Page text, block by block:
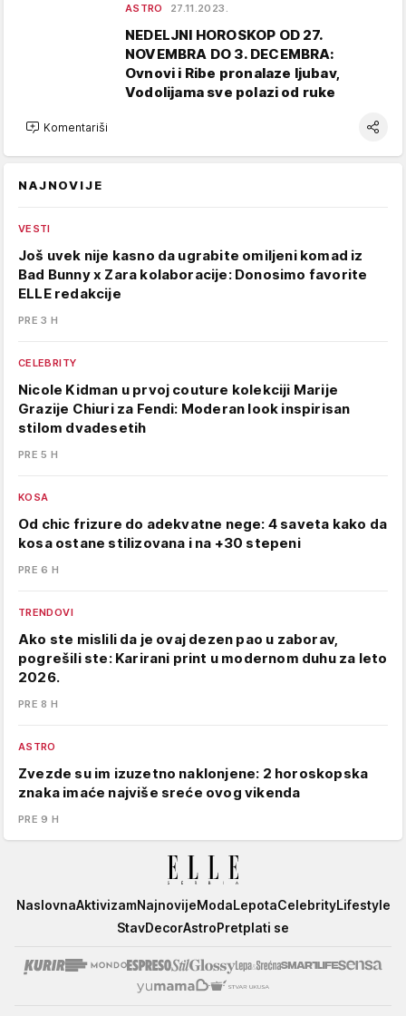
ASTRO 27.11.2023.
NEDELJNI HOROSKOP OD 27.
NOVEMBRA DO 3. DECEMBRA:
Ovnovi i Ribe pronalaze ljubav,
Vodolijama sve polazi od ruke
Komentariši
NAJNOVIJE
VESTI
Još uvek nije kasno da ugrabite omiljeni komad iz
Bad Bunny x Zara kolaboracije: Donosimo favorite
ELLE redakcije
PRE 3 H
CELEBRITY
Nicole Kidman u prvoj couture kolekciji Marije
Grazije Chiuri za Fendi: Moderan look inspirisan
stilom dvadesetih
PRE 5 H
KOSA
Od chic frizure do adekvatne nege: 4 saveta kako da
kosa ostane stilizovana i na +30 stepeni
PRE 6 H
TRENDOVI
Ako ste mislili da je ovaj dezen pao u zaborav,
pogrešili ste: Karirani print u modernom duhu za leto
2026.
PRE 8 H
ASTRO
Zvezde su im izuzetno naklonjene: 2 horoskopska
znaka imaće najviše sreće ovog vikenda
PRE 9 H
Elle
NaslovnaAktivizamNajnovijeModaLepotaCelebrityLifestyle
StavDecorAstroPretplati se